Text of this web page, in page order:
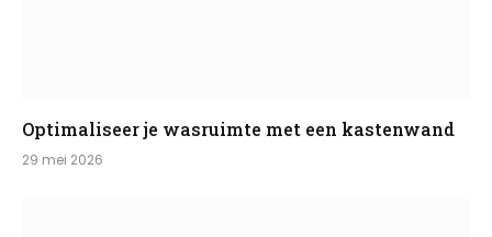
Optimaliseer je wasruimte met een kastenwand
29 mei 2026